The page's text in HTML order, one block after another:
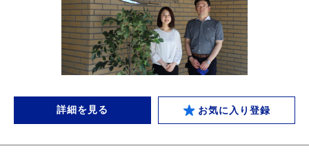
詳細を見る お気に入り登録